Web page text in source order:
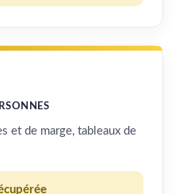
et de marge, tableaux de